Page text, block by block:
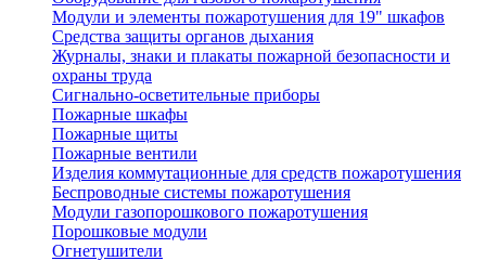
Модули и элементы пожаротушения для 19" шкафов
Средства защиты органов дыхания
Журналы, знаки и плакаты пожарной безопасности и
охраны труда
Сигнально-осветительные приборы
Пожарные шкафы
Пожарные щиты
Пожарные вентили
Изделия коммутационные для средств пожаротушения
Беспроводные системы пожаротушения
Модули газопорошкового пожаротушения
Порошковые модули
Огнетушители